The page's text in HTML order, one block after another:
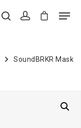
SoundBRKR Mask